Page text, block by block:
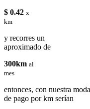
$ 0.42 x
km
y recorres un
aproximado de
300km al
mes
entonces, con nuestra
de pago por km serían